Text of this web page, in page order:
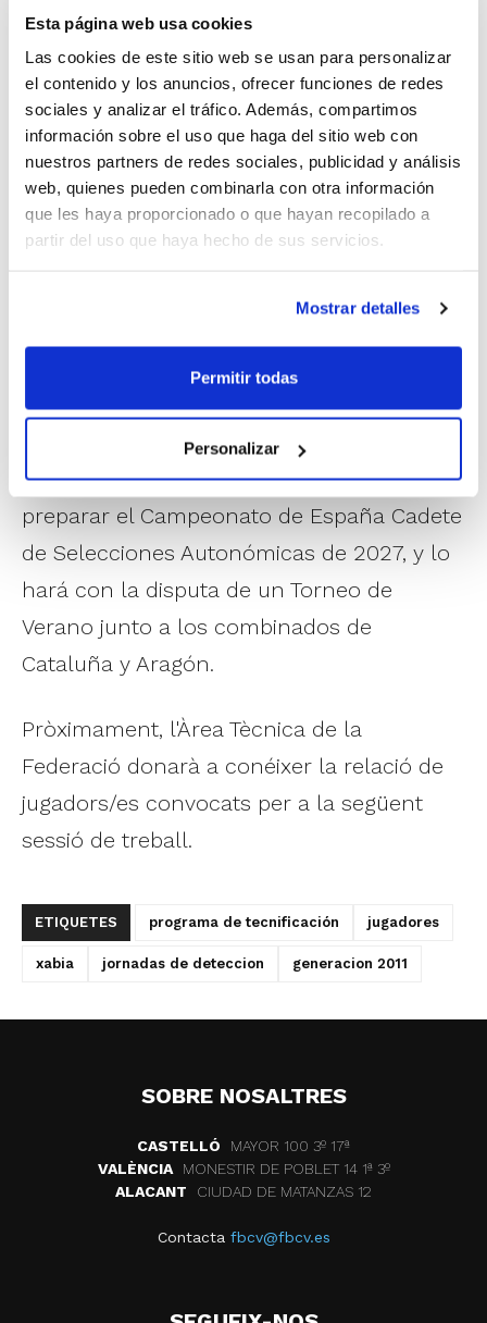
Esta página web usa cookies
Las cookies de este sitio web se usan para personalizar
el contenido y los anuncios, ofrecer funciones de redes
sociales y analizar el tráfico. Además, compartimos
información sobre el uso que haga del sitio web con
nuestros partners de redes sociales, publicidad y análisis
web, quienes pueden combinarla con otra información
que les haya proporcionado o que hayan recopilado a
partir del uso que haya hecho de sus servicios.
Mostrar detalles
Permitir todas
Personalizar
El objetivo de esta actividad, incluida en el
Programa de Tecnificación de la FBCV, ha
sido concentrar en un mismo
entrenamiento a los jóvenes talentos de
esta generación con vistas a los próximos
compromisos deportivos que tendrán las
Campeonato de España U15 3×3 de
selecciones autonómicas, que se disputará
a finales del mes de junio. A continuación,
esta misma generación empezará a
preparar el Campeonato de España Cadete
de Selecciones Autonómicas de 2027, y lo
hará con la disputa de un Torneo de
Verano junto a los combinados de
Cataluña y Aragón.
Pròximament, l'Àrea Tècnica de la
Federació donarà a conéixer la relació de
jugadors/es convocats per a la següent
sessió de treball.
ETIQUETES programa de tecnificación jugadores
xabia jornadas de deteccion generacion 2011
SOBRE NOSALTRES
CASTELLÓ
MAYOR 100 3º 17ª
VALÈNCIA
MONESTIR DE POBLET 14 1ª 3º
ALACANT
CIUDAD DE MATANZAS 12
Contacta fbcv@fbcv.es